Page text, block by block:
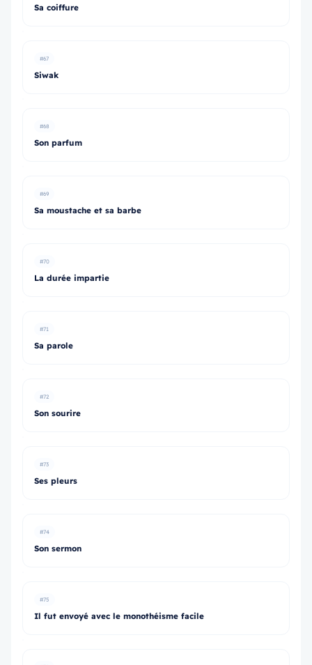
Sa coiffure
#67
Siwak
#68
Son parfum
#69
Sa moustache et sa barbe
#70
La durée impartie
#71
Sa parole
#72
Son sourire
#73
Ses pleurs
#74
Son sermon
#75
Il fut envoyé avec le monothéisme facile